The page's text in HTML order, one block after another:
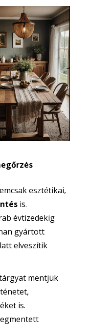
esztétikai,
is.
évtizedekig
gyártott
elveszítik
mentjük
is.